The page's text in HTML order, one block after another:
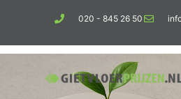
020 - 845 26 50